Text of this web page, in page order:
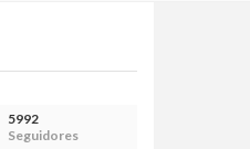
5992
Seguidores